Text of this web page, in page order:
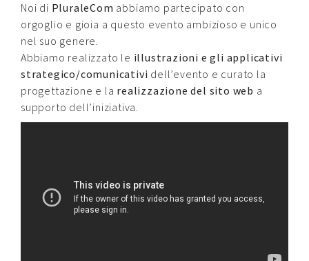
Noi di PluraleCom abbiamo partecipato con
orgoglio e gioia a questo evento ambizioso e unico
nel suo genere.
Abbiamo realizzato le illustrazioni e gli applicativi
strategico/comunicativi dell’evento e curato la
progettazione e la realizzazione del sito web a
supporto dell’iniziativa.